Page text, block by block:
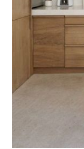
mas menos